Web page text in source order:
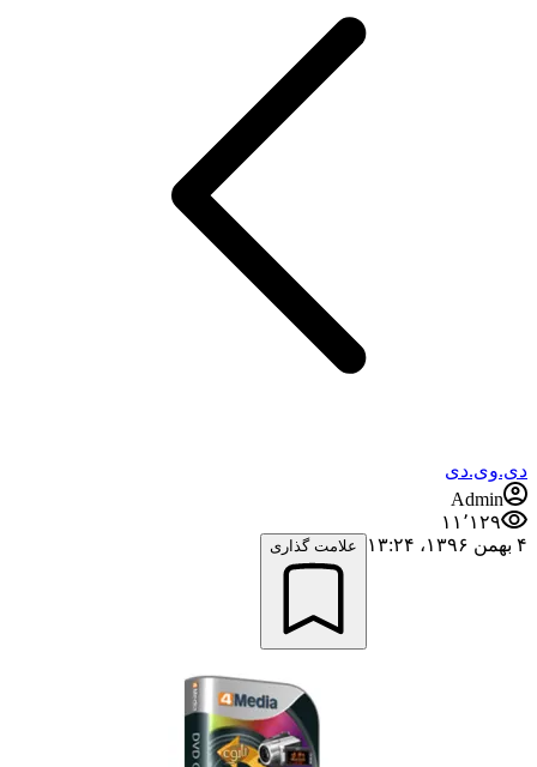
دی.وی.دی
Admin
۱۱٬۱۲۹
۴ بهمن ۱۳۹۶،‏ ۱۳:۲۴
علامت گذاری